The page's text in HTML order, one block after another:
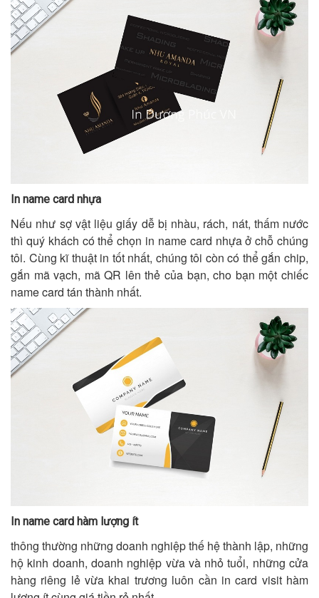
In name card nhựa
Nếu như sợ vật liệu giấy dễ bị nhàu, rách, nát, thấm nước
thì quý khách có thể chọn in name card nhựa ở chỗ chúng
tôi. Cùng kĩ thuật in tốt nhất, chúng tôi còn có thể gắn chip,
gắn mã vạch, mã QR lên thẻ của bạn, cho bạn một chiếc
name card tán thành nhất.
In name card hàm lượng ít
thông thường những doanh nghiệp thế hệ thành lập, những
hộ kinh doanh, doanh nghiệp vừa và nhỏ tuổi, những cửa
hàng riêng lẻ vừa khai trương luôn cần in card visit hàm